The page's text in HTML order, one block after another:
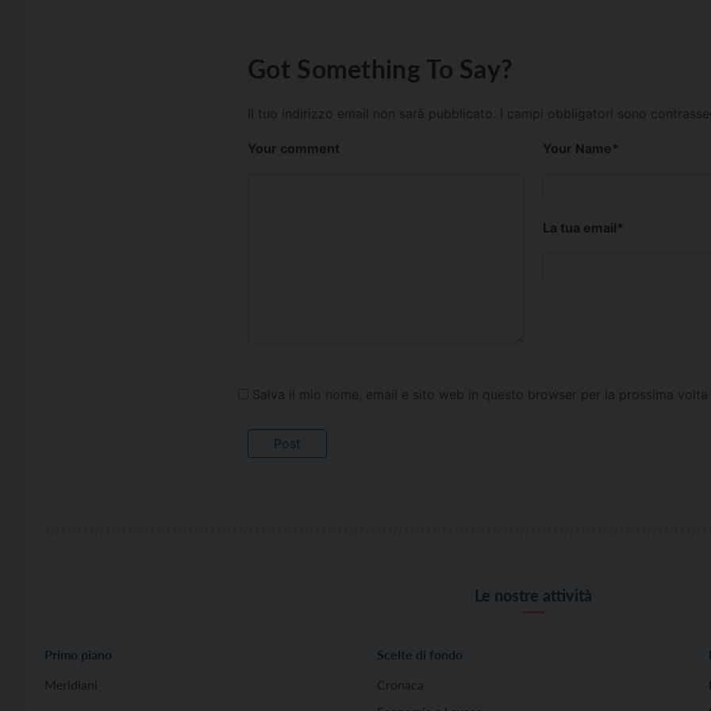
Got Something To Say?
Il tuo indirizzo email non sarà pubblicato. I campi obbligatori sono
Your comment Your Name*
La tua email*
Salva il mio nome, email e sito web in questo browser per la prossima volta
Le nostre attività
Primo piano
Meridiani
Scelte di fondo
Cronaca